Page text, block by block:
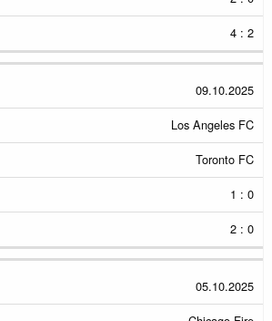
4 : 2
09.10.2025
Los Angeles FC
Toronto FC
1 : 0
2 : 0
05.10.2025